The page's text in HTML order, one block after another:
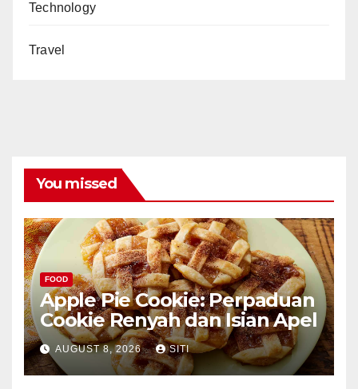
Technology
Travel
You missed
FOOD
Apple Pie Cookie: Perpaduan
Cookie Renyah dan Isian Apel
AUGUST 8, 2026 SITI